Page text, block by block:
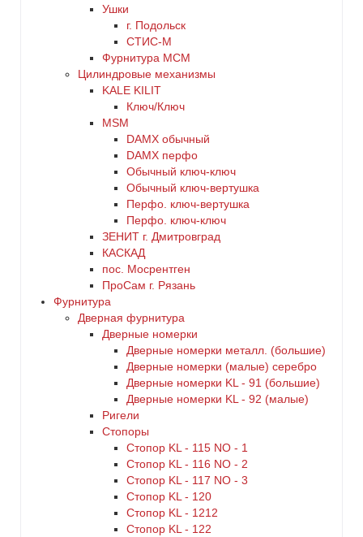
Ушки
г. Подольск
СТИС-М
Фурнитура МСМ
Цилиндровые механизмы
KALE KILIT
Ключ/Ключ
MSM
DАMX обычный
DАMX перфо
Oбычный ключ-ключ
Обычный ключ-вертушка
Перфо. ключ-вертушка
Перфо. ключ-ключ
ЗЕНИТ г. Дмитровград
КАСКАД
пос. Мосрентген
ПроСам г. Рязань
Фурнитура
Дверная фурнитура
Дверные номерки
Дверные номерки металл. (большие)
Дверные номерки (малые) серебро
Дверные номерки KL - 91 (большие)
Дверные номерки KL - 92 (малые)
Ригели
Стопоры
Стопор KL - 115 NO - 1
Стопор KL - 116 NO - 2
Стопор KL - 117 NO - 3
Стопор KL - 120
Стопор KL - 1212
Стопор KL - 122